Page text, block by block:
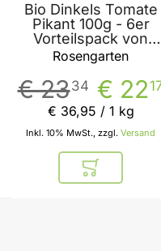
Bio Dinkels Tomate
Pikant 100g - 6er
Vorteilspack von
Rosengarten
Rosengarten
€ 22
€ 2334
Inkl. 10% MwSt., zzgl. Versand
€ 36,95 / 1 kg
In den